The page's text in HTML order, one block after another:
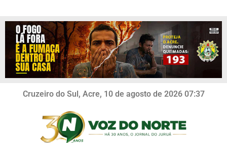
Cruzeiro do Sul, Acre, 10 de agosto de 2026 07:37